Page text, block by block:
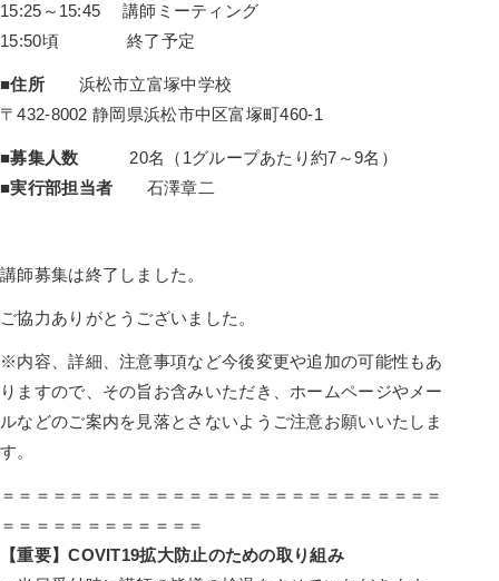
15:25～15:45 講師ミーティング
15:50頃 終了予定
■住所浜松市立富塚中学校
〒432-8002 静岡県浜松市中区富塚町460-1
■募集人数 20名（1グループあたり約7～9名）
■実行部担当者 石澤章二
講師募集は終了しました。
ご協力ありがとうございました。
※内容、詳細、注意事項など今後変更や追加の可能性もあ
りますので、その旨お含みいただき、ホームページやメー
ルなどのご案内を見落とさないようご注意お願いいたしま
す。
＝＝＝＝＝＝＝＝＝＝＝＝＝＝＝＝＝＝＝＝＝＝＝＝＝＝
＝＝＝＝＝＝＝＝＝＝＝＝
【重要】COVIT19拡大防止のための取り組み